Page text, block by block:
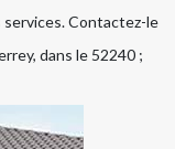
Contactez-le
dans le 52240 ;